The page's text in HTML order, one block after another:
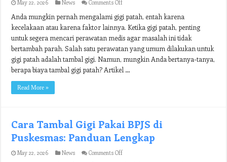
May 22, 2026 News Comments Offon
Tambal
Gigi
Patah:
Berapa
Harganya
dan
Apa
yang
Anda mungkin pernah mengalami gigi patah, entah karena
kecelakaan atau karena faktor lainnya. Ketika gigi patah, penting
untuk segera mencari perawatan medis agar masalah ini tidak
bertambah parah. Salah satu perawatan yang umum dilakukan untuk
gigi patah adalah tambal gigi. Namun, mungkin Anda bertanya-tanya,
berapa biaya tambal gigi patah? Artikel …
Read More »
Cara Tambal Gigi Pakai BPJS di
Puskesmas: Panduan Lengkap
May 22, 2026 News Comments Offon